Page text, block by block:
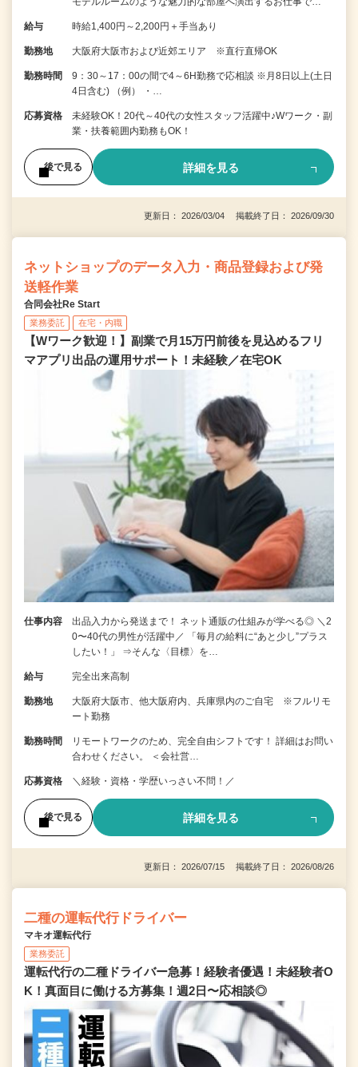
給与 時給1,400円～2,200円＋手当あり
勤務地 大阪府大阪市および近郊エリア ※直行直帰OK
勤務時間
9：30～17：00の間で4～6H勤務で応相談 ※月8日以上(土日
4日含む) （例） ・…
応募資格
未経験OK！20代～40代の女性スタッフ活躍中♪Wワーク・副
業・扶養範囲内勤務もOK！
後で見る 詳細を見る
更新日： 2026/03/04 掲載終了日： 2026/09/30
ネットショップのデータ入力・商品登録および発
送軽作業
合同会社Re Start
業務委託 在宅・内職
【Wワーク歓迎！】副業で月15万円前後を見込めるフリ
マアプリ出品の運用サポート！未経験／在宅OK
仕事内容
出品入力から発送まで！ ネット通販の仕組みが学べる◎ ＼2
0〜40代の男性が活躍中／ 「毎月の給料に“あと少し”プラス
したい！」 ⇒そんな〈目標〉を…
給与 完全出来高制
勤務地
大阪府大阪市、他大阪府内、兵庫県内のご自宅 ※フルリモ
ート勤務
勤務時間
リモートワークのため、完全自由シフトです！ 詳細はお問い
合わせください。 ＜会社営…
応募資格 ＼経験・資格・学歴いっさい不問！／
後で見る 詳細を見る
更新日： 2026/07/15 掲載終了日： 2026/08/26
二種の運転代行ドライバー
マキオ運転代行
業務委託
運転代行の二種ドライバー急募！経験者優遇！未経験者O
K！真面目に働ける方募集！週2日〜応相談◎